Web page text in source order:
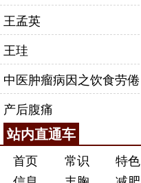
王孟英
王珪
中医肿瘤病因之饮食劳倦
产后腹痛
站内直通车
首页 常识 特色